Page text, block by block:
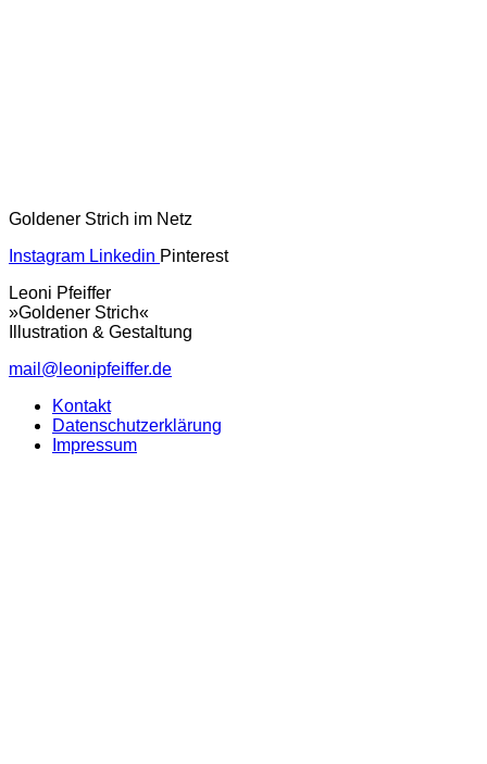
Goldener Strich im Netz
Instagram Linkedin Pinterest
Leoni Pfeiffer
»Goldener Strich«
Illustration & Gestaltung
mail@leonipfeiffer.de
Kontakt
Datenschutzerklärung
Impressum